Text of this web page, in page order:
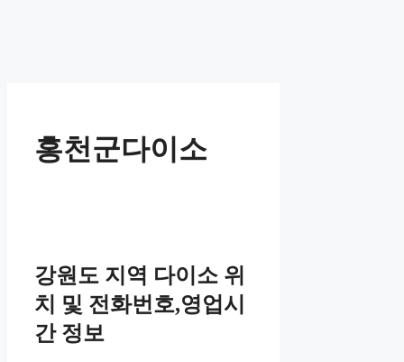
홍천군다이소
강원도 지역 다이소 위
치 및 전화번호,영업시
간 정보